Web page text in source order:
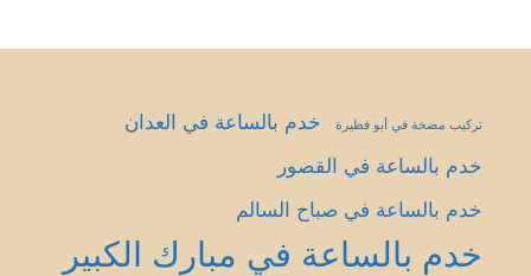
تركيب مضخة في أبو فطيرة
خدم بالساعة في العدان
خدم بالساعة في القصور
خدم بالساعة في صباح السالم
خدم بالساعة في مبارك الكبير